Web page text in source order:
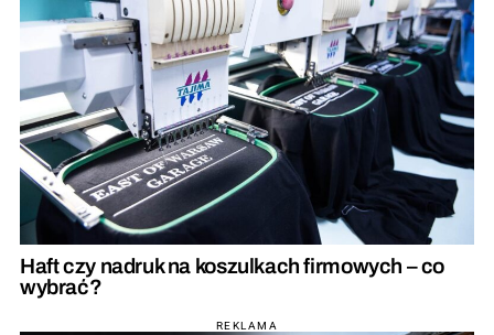
Haft czy nadruk na koszulkach firmowych – co
wybrać?
REKLAMA